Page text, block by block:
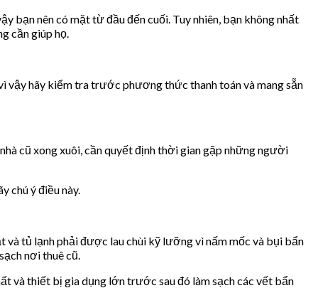
bạn nên có mặt từ đầu đến cuối. Tuy nhiên, bạn không nhất
cần giúp họ.
vậy hãy kiểm tra trước phương thức thanh toán và mang sẵn
cũ xong xuôi, cần quyết định thời gian gặp những người
chú ý điều này.
và tủ lạnh phải được lau chùi kỹ lưỡng vì nấm mốc và bụi bẩn
nơi thuê cũ.
và thiết bị gia dụng lớn trước sau đó làm sạch các vết bẩn